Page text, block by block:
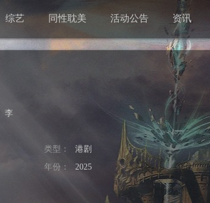
综艺 同性耽美 活动公告 资讯
李
类型：
港剧
年份：
2025